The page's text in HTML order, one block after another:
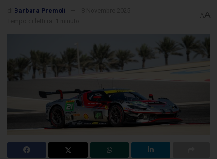
Barbara Premoli
AA